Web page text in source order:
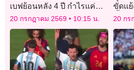
เบฟย้อนหลัง 4 ปี กำไรแค่
ไหน?
20 กรกฎาคม 2569 10:15 น.
ขัดแย้
ขึ้น
20 กร